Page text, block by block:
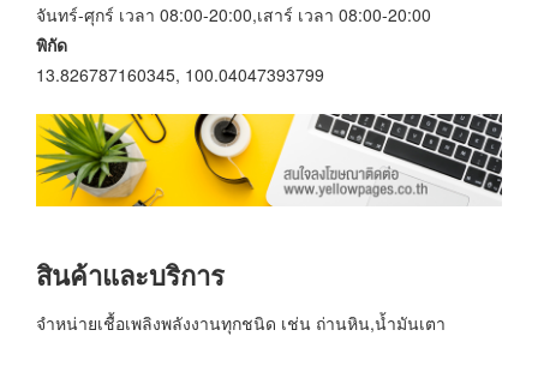
จันทร์-ศุกร์ เวลา 08:00-20:00,เสาร์ เวลา 08:00-20:00
พิกัด
13.826787160345, 100.04047393799
สินค้าและบริการ
จำหน่ายเชื้อเพลิงพลังงานทุกชนิด เช่น ถ่านหิน,น้ำมันเตา